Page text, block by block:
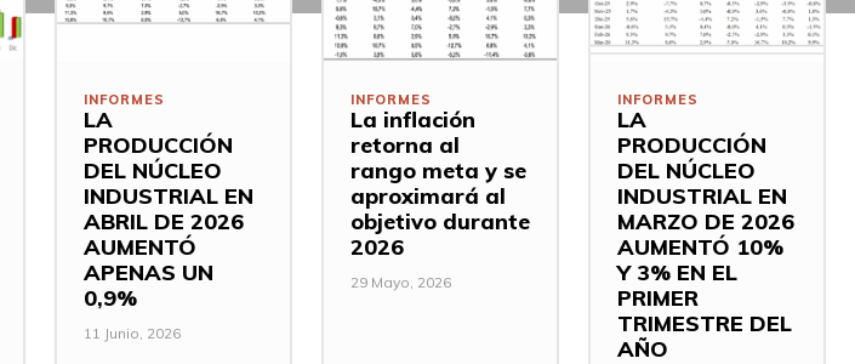
INFORMES
LA
PRODUCCIÓN
DEL NÚCLEO
INDUSTRIAL EN
ABRIL DE 2026
AUMENTÓ
APENAS UN
0,9%
11 Junio, 2026
INFORMES
La inflación
retorna al
rango meta y se
aproximará al
objetivo durante
2026
29 Mayo, 2026
INFORMES
LA
PRODUCCIÓN
DEL NÚCLEO
INDUSTRIAL EN
MARZO DE 2026
AUMENTÓ 10%
Y 3% EN EL
PRIMER
TRIMESTRE DEL
AÑO